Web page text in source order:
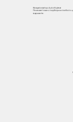
Визуализатор AutoStyle.ai
Поможет вам с подбором любого
варианте.